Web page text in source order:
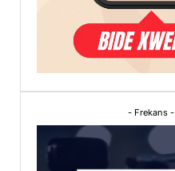
- Frekans -